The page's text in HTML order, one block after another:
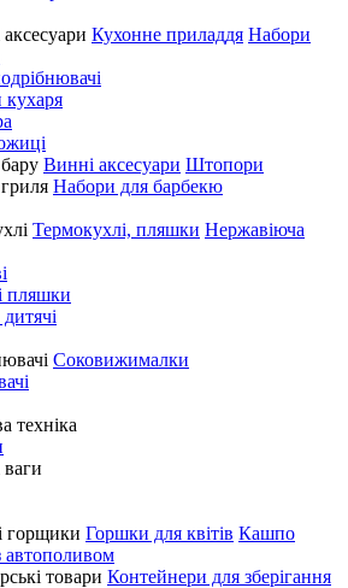
Кухонне приладдя Набори
кухаря
Винні аксесуари Штопори
Набори для барбекю
Термокухлі, пляшки Нержавіюча
пляшки
Соковижималки
Горшки для квітів Кашпо
Контейнери для зберігання